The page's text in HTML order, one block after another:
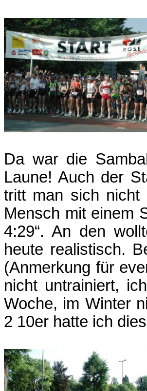
Da war die
Laune! Auch der
tritt man sich
Mensch mit einem
4:29“. An den
heute realistisch.
(Anmerkung für
nicht untrainiert,
Woche, im Winter
2 10er hatte ich